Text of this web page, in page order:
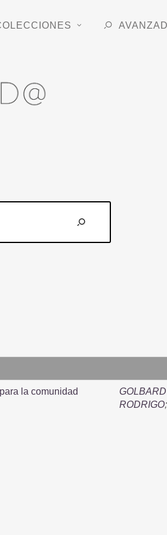
la comunidad
RODRIGO